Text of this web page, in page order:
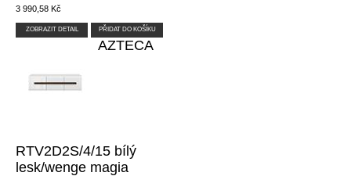
3 990,58 Kč
ZOBRAZIT DETAIL PŘIDAT DO KOŠÍKU
AZTECA
RTV2D2S/4/15 bílý
lesk/wenge magia